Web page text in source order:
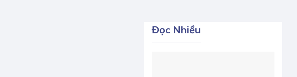
Đọc Nhiều